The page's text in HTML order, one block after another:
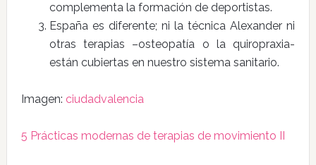
complementa la formación de deportistas.
España es diferente; ni la técnica Alexander ni
otras terapias –osteopatía o la quiropraxia-
están cubiertas en nuestro sistema sanitario.
Imagen: ciudadvalencia
5 Prácticas modernas de terapias de movimiento II